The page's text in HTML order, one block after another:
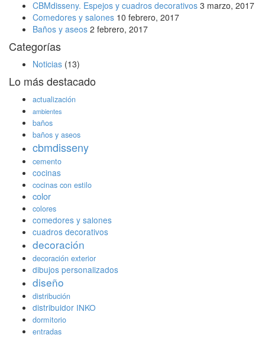
CBMdisseny. Espejos y cuadros decorativos 3 marzo, 2017
Comedores y salones 10 febrero, 2017
Baños y aseos 2 febrero, 2017
Categorías
Noticias (13)
Lo más destacado
actualización
ambientes
baños
baños y aseos
cbmdisseny
cemento
cocinas
cocinas con estilo
color
colores
comedores y salones
cuadros decorativos
decoración
decoración exterior
dibujos personalizados
diseño
distribución
distribuidor INKO
dormitorio
entradas